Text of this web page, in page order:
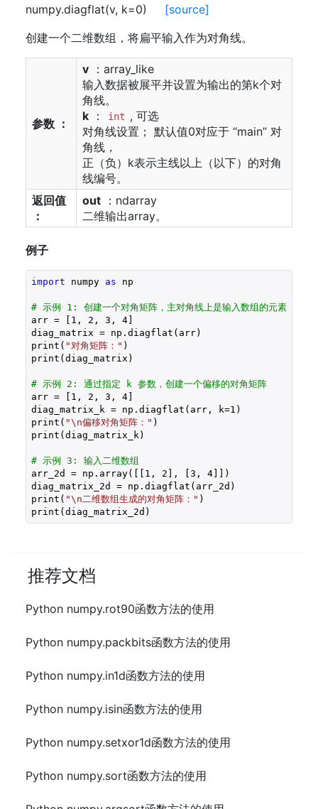
numpy.diagflat(v, k=0) [source]
创建一个二维数组，将扁平输入作为对角线。
参数 ：
v ：array_like
输入数据被展平并设置为输出的第k个对
角线。
k ： int , 可选
对角线设置； 默认值0对应于 “main” 对
角线，
正（负）k表示主线以上（以下）的对角
线编号。
返回值
：
out ：ndarray
二维输出array。
例子
import numpy as np
# 示例 1: 创建一个对角矩阵，主对角线上是输入数组的元素
arr = [ 1 , 2 , 3 , 4]
diag_matrix = np.diagflat(arr)
print( "对角矩阵：" )
print(diag_matrix)
# 示例 2: 通过指定 k 参数，创建一个偏移的对角矩阵
arr = [ 1 , 2 , 3 , 4]
diag_matrix_k = np.diagflat(arr, k=1 )
print( "\n偏移对角矩阵：" )
print(diag_matrix_k)
# 示例 3: 输入二维数组
arr_2d = np.array([[ 1 , 2 ], [3 , 4]])
diag_matrix_2d = np.diagflat(arr_2d)
print( "\n二维数组生成的对角矩阵：" )
print(diag_matrix_2d)
推荐文档
Python numpy.rot90函数方法的使用
Python numpy.packbits函数方法的使用
Python numpy.in1d函数方法的使用
Python numpy.isin函数方法的使用
Python numpy.setxor1d函数方法的使用
Python numpy.sort函数方法的使用